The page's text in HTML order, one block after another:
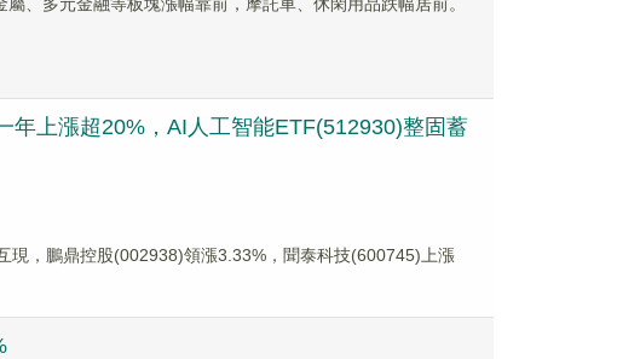
上漲超20%，AI人工智能ETF(512930)整固蓄
，鵬鼎控股(002938)領漲3.33%，聞泰科技(600745)上漲